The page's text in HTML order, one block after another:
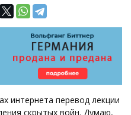
интернета перевод лекции
скрытых войн. Думаю,